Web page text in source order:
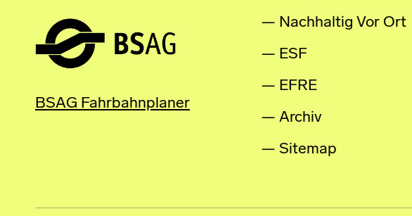
BSAG Fahrbahnplaner
Nachhaltig Vor Ort
ESF
EFRE
Archiv
Sitemap